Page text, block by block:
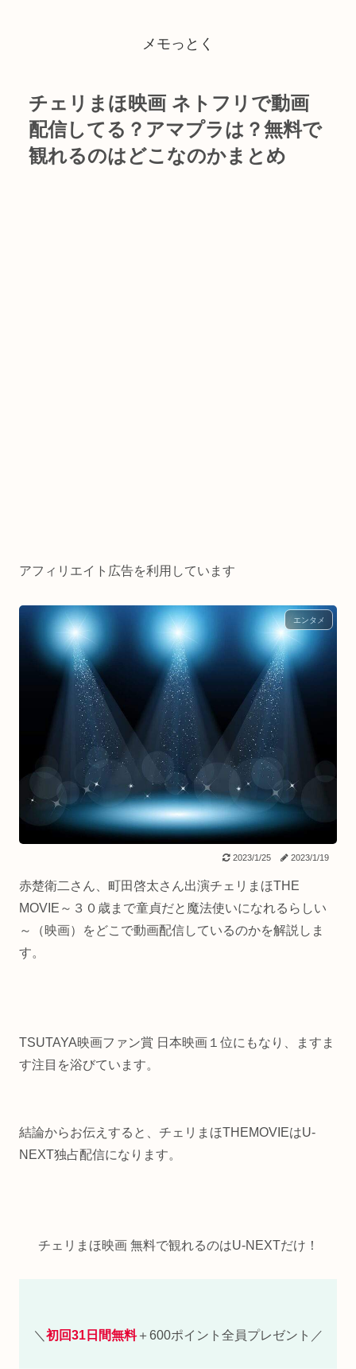
メモっとく
チェリまほ映画 ネトフリで動画
配信してる？アマプラは？無料で
観れるのはどこなのかまとめ
アフィリエイト広告を利用しています
エンタメ
2023/1/25 2023/1/19
赤楚衛二さん、町田啓太さん出演チェリまほTHE
MOVIE～３０歳まで童貞だと魔法使いになれるらしい
～（映画）をどこで動画配信しているのかを解説しま
す。
TSUTAYA映画ファン賞 日本映画１位にもなり、ますま
す注目を浴びています。
結論からお伝えすると、チェリまほTHEMOVIEはU-
NEXT独占配信になります。
チェリまほ映画 無料で観れるのはU-NEXTだけ！
＼ 初回31日間無料＋600ポイント全員プレゼント／